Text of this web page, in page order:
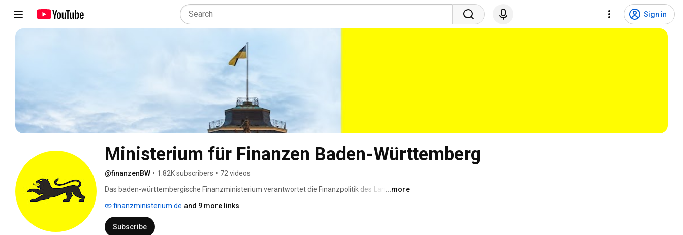
Sign in
Ministerium für Finanzen Baden-Württemberg
@finanzenBW • 1.82K subscribers • 72 videos
Das baden-württembergische Finanzministerium verantwortet die Finanzpolitik des Landes,
finden sich Videos aus diesen Bereichen.
...more
finanzministerium.de and 9 more links
Subscribe